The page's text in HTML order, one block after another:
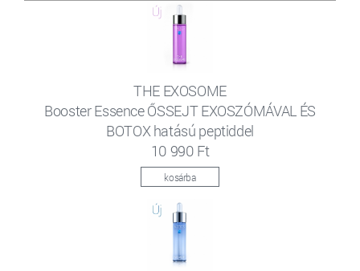
THE EXOSOME
Booster Essence ŐSSEJT EXOSZÓMÁVAL ÉS
BOTOX hatású peptiddel
10 990 Ft
kosárba